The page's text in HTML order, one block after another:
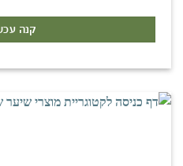
קנה עכשיו